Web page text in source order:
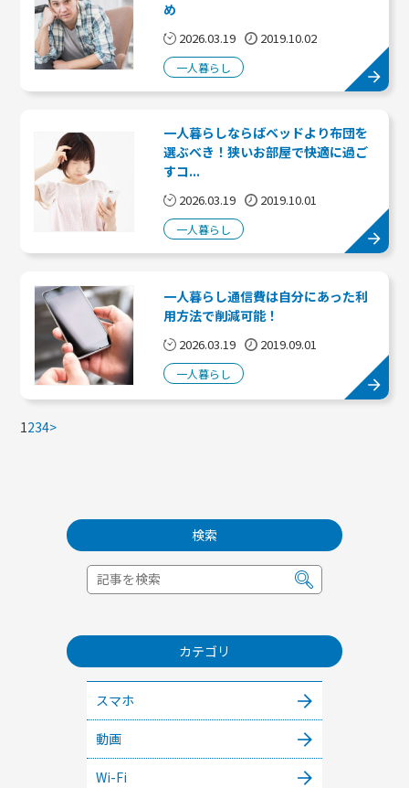
め
2026.03.19 2019.10.02
一人暮らし
一人暮らしならばベッドより布団を
選ぶべき！狭いお部屋で快適に過ご
すコ...
2026.03.19 2019.10.01
一人暮らし
一人暮らし通信費は自分にあった利
用方法で削減可能！
2026.03.19 2019.09.01
一人暮らし
1234>
検索
カテゴリ
スマホ
動画
Wi-Fi